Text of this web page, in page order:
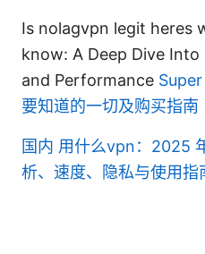
Is nolagvpn legit heres
know: A Deep Dive
and Performance
要知道的一切及购买指南
国内 用什么vpn：2025
析、速度、隐私与使用指